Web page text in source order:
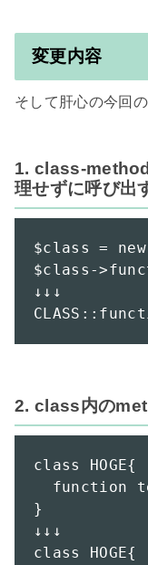
変更内容
そして肝心の今回
1. class-
理せずに呼び出
$class = new
$class-
↓↓↓
2. class内の
class HOGE{
function
}
↓↓↓
class HOGE{